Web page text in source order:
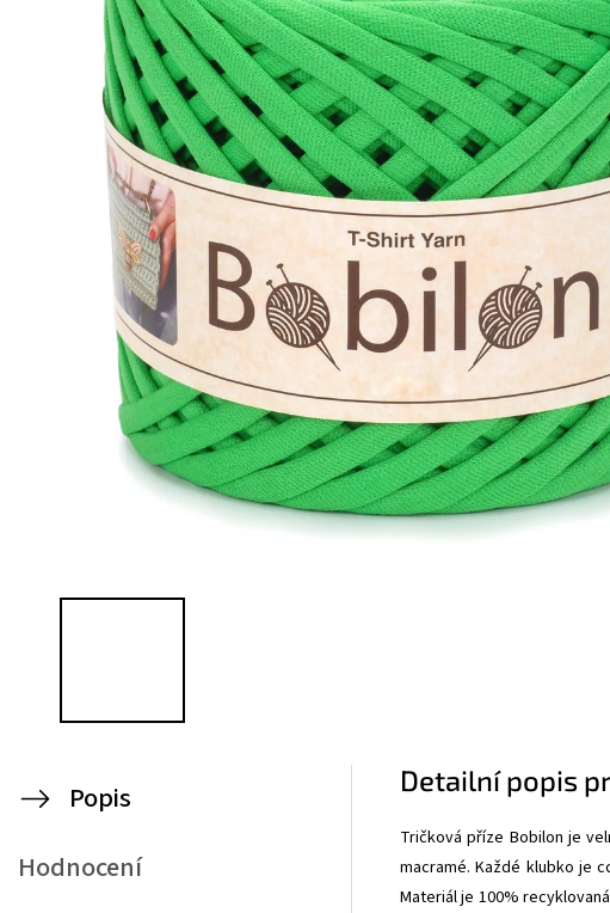
Popis
Hodnocení
Detailní popis
Tričková příze Bobilon je
macramé. Každé klubko je
Materiál je 100%